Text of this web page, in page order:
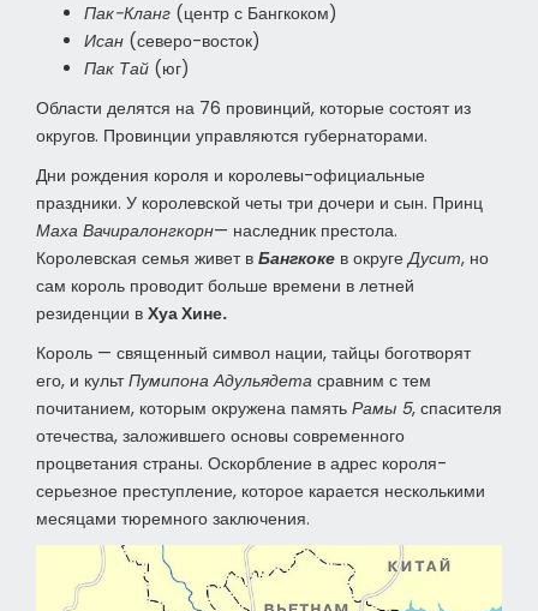
Пак-Кланг (центр с Бангкоком)
Исан (северо-восток)
Пак Тай (юг)
Области делятся на 76 провинций, которые состоят из
округов. Провинции управляются губернаторами.
Дни рождения короля и королевы-официальные
праздники. У королевской четы три дочери и сын. Принц
Маха Вачиралонгкорн— наследник престола.
Королевская семья живет в Бангкоке в округеДусит, но
сам король проводит больше времени в летней
резиденции в Хуа Хине.
Король — священный символ нации, тайцы боготворят
его, и культПумипона Адульядета сравним с тем
почитанием, которым окружена память Рамы 5, спасителя
отечества, заложившего основы современного
процветания страны. Оскорбление в адрес короля-
серьезное преступление, которое карается несколькими
месяцами тюремного заключения.